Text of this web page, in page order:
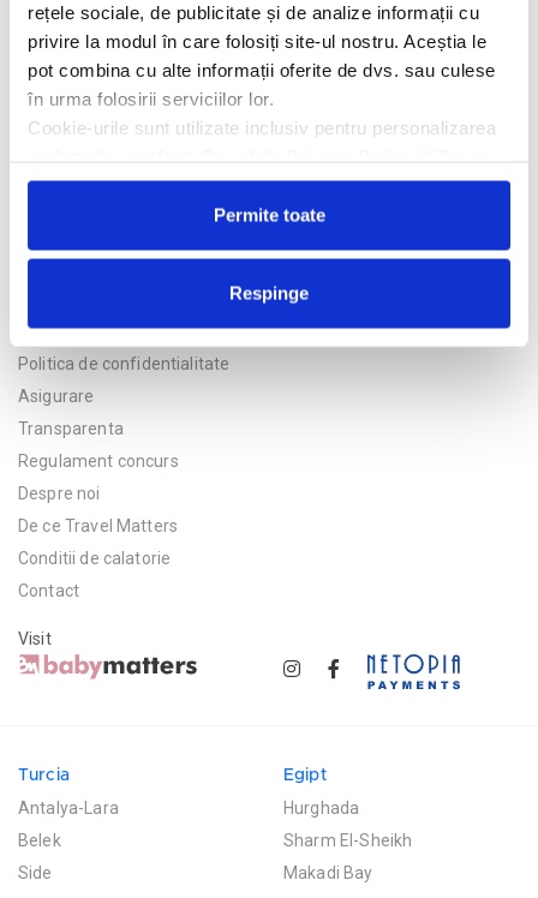
rețele sociale, de publicitate și de analize informații cu
privire la modul în care folosiți site-ul nostru. Aceștia le
pot combina cu alte informații oferite de dvs. sau culese
în urma folosirii serviciilor lor.
Cookie-urile sunt utilizate inclusiv pentru personalizarea
Permite toate
Respinge
Facilitati hotel
Camere hotel
Politica de confidentialitate
Asigurare
Transparenta
Regulament concurs
Despre noi
De ce Travel Matters
Conditii de calatorie
Contact
Visit
Turcia
Antalya-Lara
Belek
Side
Egipt
Hurghada
Sharm El-Sheikh
Makadi Bay